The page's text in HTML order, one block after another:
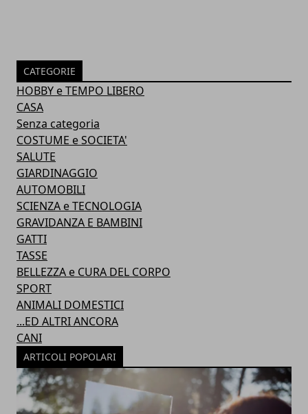
CATEGORIE
HOBBY e TEMPO LIBERO
CASA
Senza categoria
COSTUME e SOCIETA'
SALUTE
GIARDINAGGIO
AUTOMOBILI
SCIENZA e TECNOLOGIA
GRAVIDANZA E BAMBINI
GATTI
TASSE
BELLEZZA e CURA DEL CORPO
SPORT
ANIMALI DOMESTICI
...ED ALTRI ANCORA
CANI
ARTICOLI POPOLARI